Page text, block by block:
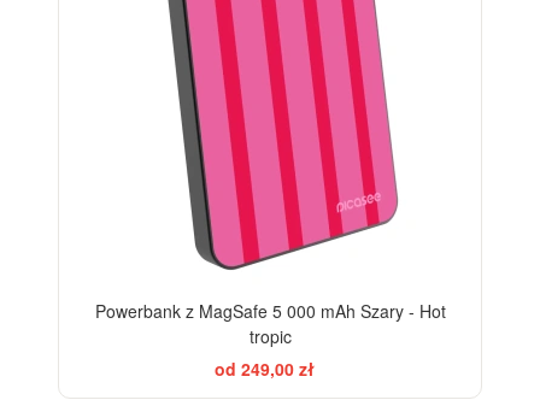
Powerbank z MagSafe 5 000 mAh Szary - Hot
tropic
od 249,00 zł